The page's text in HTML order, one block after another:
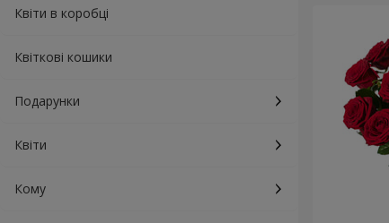
Квіти в коробці
Квіткові кошики
Подарунки
Квіти
Кому